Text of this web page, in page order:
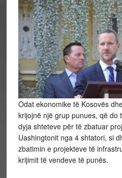
Odat ekonomike të Kosovës
krijojnë një grup punues, që do
dyja shteteve për të zbatuar
Uashingtonit nga 4 shtatori, si
zbatimin e projekteve të
krijimit të vendeve të punës.